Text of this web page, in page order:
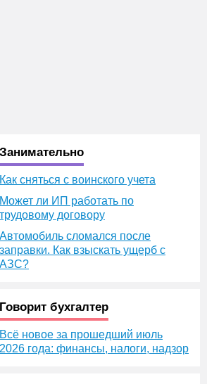
Занимательно
Как сняться с воинского учета
Может ли ИП работать по
трудовому договору
Автомобиль сломался после
заправки. Как взыскать ущерб с
АЗС?
Говорит бухгалтер
Всё новое за прошедший июль
2026 года: финансы, налоги, надзор